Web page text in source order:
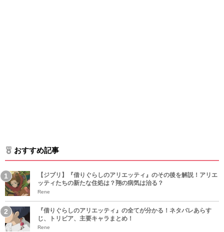
おすすめ記事
【ジブリ】『借りぐらしのアリエッティ』のその後を解説！アリエ
ッティたちの新たな住処は？翔の病気は治る？
Rene
『借りぐらしのアリエッティ』の全てが分かる！ネタバレあらす
じ、トリビア、主要キャラまとめ！
Rene